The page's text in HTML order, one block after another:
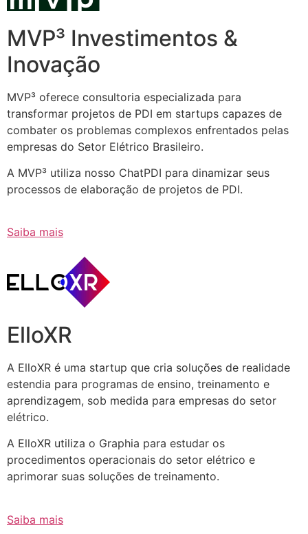
MVP³ Investimentos &
Inovação
MVP³ oferece consultoria especializada para
transformar projetos de PDI em startups capazes de
combater os problemas complexos enfrentados pelas
empresas do Setor Elétrico Brasileiro.
A MVP³ utiliza nosso ChatPDI para dinamizar seus
processos de elaboração de projetos de PDI.
Saiba mais
ElloXR
A ElloXR é uma startup que cria soluções de realidade
estendia para programas de ensino, treinamento e
aprendizagem, sob medida para empresas do setor
elétrico.
A ElloXR utiliza o Graphia para estudar os
procedimentos operacionais do setor elétrico e
aprimorar suas soluções de treinamento.
Saiba mais